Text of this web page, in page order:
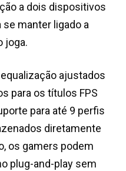
a dois dispositivos
manter ligado a
joga.
ajustados
para os títulos FPS
para até 9 perfis
diretamente
os gamers podem
plug-and-play sem